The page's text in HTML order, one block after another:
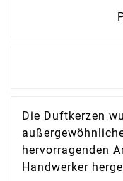
Die Duftkerzen
hervorragenden
Handwerker